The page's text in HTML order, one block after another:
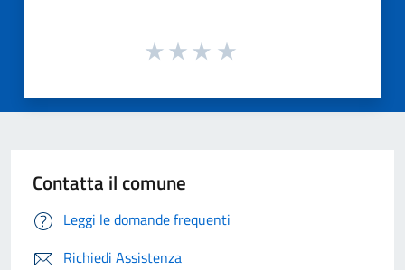
Contatta il comune
Leggi le domande frequenti
Richiedi Assistenza